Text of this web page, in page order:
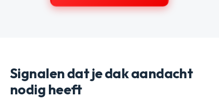
Signalen dat je dak aandacht
nodig heeft